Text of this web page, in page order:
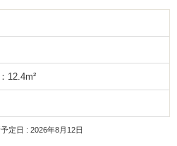
12.4m²
定日 : 2026年8月12日